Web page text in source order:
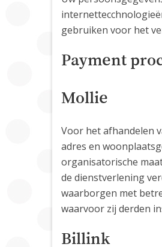
gebruiken voor het
Payment
Mollie
Voor het afhandelen
adres en
organisatorische
de dienstverlening
waarborgen met
waarvoor zij derden
Billink